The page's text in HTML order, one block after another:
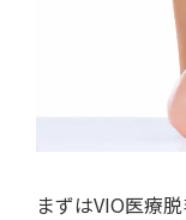
まずはVIO医療